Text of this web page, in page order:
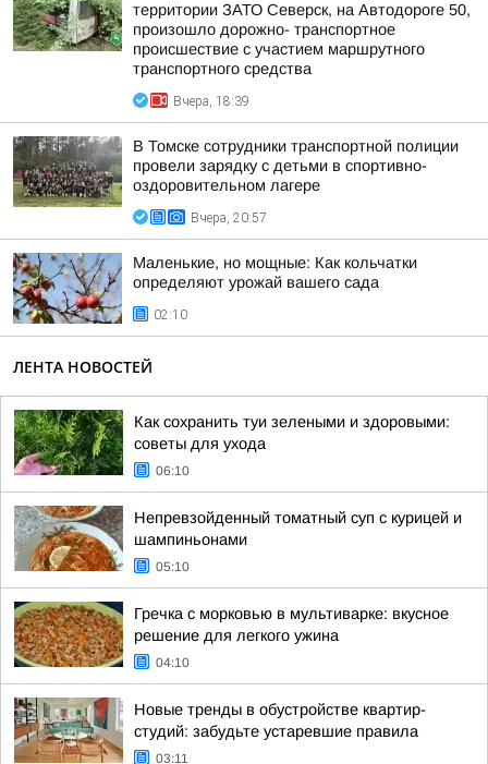
территории ЗАТО Северск, на Автодороге 50,
произошло дорожно- транспортное
происшествие с участием маршрутного
транспортного средства
Вчера, 18:39
В Томске сотрудники транспортной полиции
провели зарядку с детьми в спортивно-
оздоровительном лагере
Вчера, 20:57
Маленькие, но мощные: Как кольчатки
определяют урожай вашего сада
02:10
ЛЕНТА НОВОСТЕЙ
Как сохранить туи зелеными и здоровыми:
советы для ухода
06:10
Непревзойденный томатный суп с курицей и
шампиньонами
05:10
Гречка с морковью в мультиварке: вкусное
решение для легкого ужина
04:10
Новые тренды в обустройстве квартир-
студий: забудьте устаревшие правила
03:11